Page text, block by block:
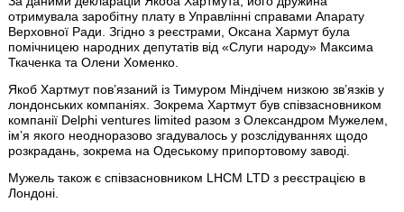
отримувала заробітну плату в Управлінні справами Апарату
Верховної Ради. Згідно з реєстрами, Оксана Хармут була
помічницею народних депутатів від «Слуги народу» Максима
Ткаченка та Олени Хоменко.
Якоб Хартмут пов’язаний із Тимуром Міндічем низкою зв’язків у
лондонських компаніях. Зокрема Хартмут був співзасновником
компанії Delphi ventures limited разом з Олександром Мужелем,
ім’я якого неодноразово згадувалось у розслідуваннях щодо
розкрадань, зокрема на Одеському припортовому заводі.
Мужель також є співзасновником LHCM LTD з реєстрацією в
Лондоні.